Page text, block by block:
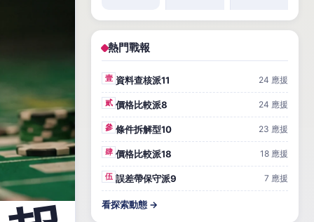
熱門戰報
壹 資料查核派11 24 應援
貳 價格比較派8 24 應援
參 條件拆解型10 23 應援
肆 價格比較派18 18 應援
伍 誤差帶保守派9 7 應援
看探索動態 →